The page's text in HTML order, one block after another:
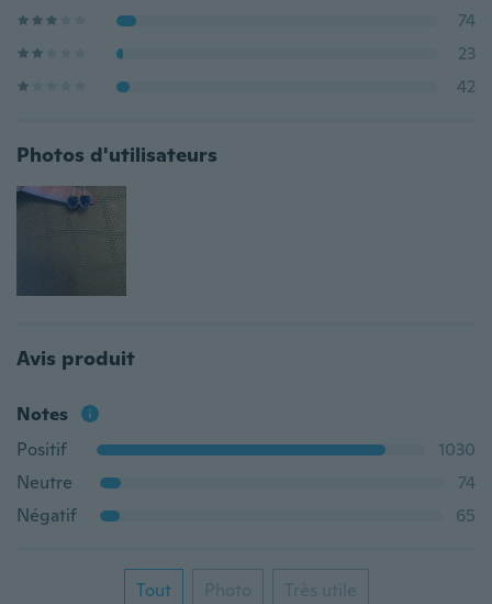
74
23
42
Photos d'utilisateurs
Avis produit
Notes
Positif
1030
Neutre
74
Négatif
65
Tout Photo Très utile